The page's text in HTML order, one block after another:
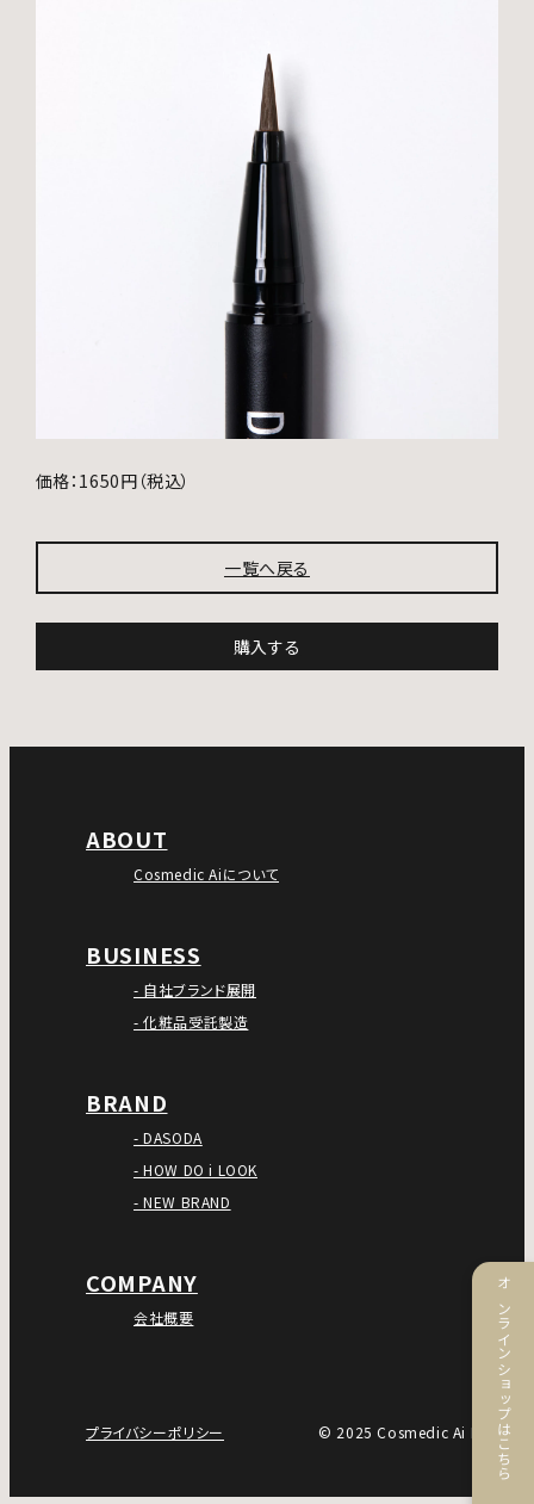
オンラインショップはこちら
価格：1650円（税込）
一覧へ戻る
購入する
ABOUT
Cosmedic Aiについて
BUSINESS
- 自社ブランド展開
- 化粧品受託製造
BRAND
- DASODA
- HOW DO i LOOK
- NEW BRAND
COMPANY
会社概要
プライバシーポリシー © 2025 Cosmedic Ai Inc.